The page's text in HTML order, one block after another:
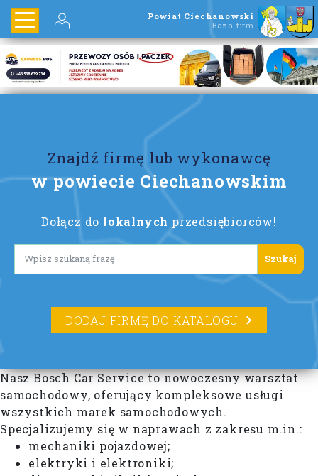
Powiat Ciechanowski
Baza firm
Znajdź firmę lub wykonawcę
w powiecie Ciechanowskim
Dołącz do lokalnych przedsiębiorców!
Lorem ipsum
DODAJ FIRMĘ DO KATALOGU
Nasz Bosch Car Service to nowoczesny warsztat
samochodowy, oferujący kompleksowe usługi
wszystkich marek samochodowych.
Specjalizujemy się w naprawach z zakresu m.in.:
mechaniki pojazdowej;
elektryki i elektroniki;